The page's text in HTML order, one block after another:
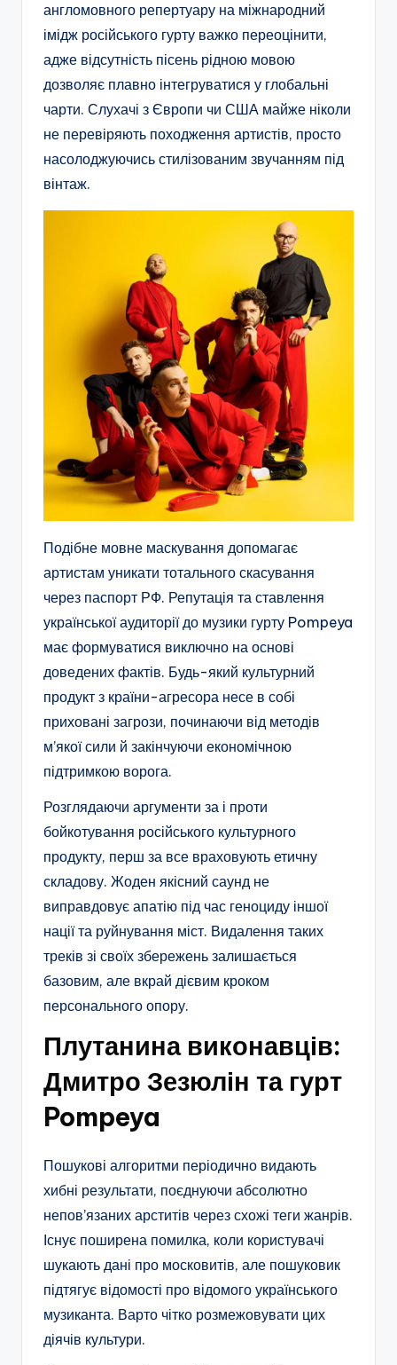
англомовного репертуару на міжнародний
імідж російського гурту важко переоцінити,
адже відсутність пісень рідною мовою
дозволяє плавно інтегруватися у глобальні
чарти. Слухачі з Європи чи США майже ніколи
не перевіряють походження артистів, просто
насолоджуючись стилізованим звучанням під
вінтаж.
Подібне мовне маскування допомагає
артистам уникати тотального скасування
через паспорт РФ. Репутація та ставлення
української аудиторії до музики гурту Pompeya
має формуватися виключно на основі
доведених фактів. Будь-який культурний
продукт з країни-агресора несе в собі
приховані загрози, починаючи від методів
м’якої сили й закінчуючи економічною
підтримкою ворога.
Розглядаючи аргументи за і проти
бойкотування російського культурного
продукту, перш за все враховують етичну
складову. Жоден якісний саунд не
виправдовує апатію під час геноциду іншої
нації та руйнування міст. Видалення таких
треків зі своїх збережень залишається
базовим, але вкрай дієвим кроком
персонального опору.
Плутанина виконавців:
Дмитро Зезюлін та гурт
Pompeya
Пошукові алгоритми періодично видають
хибні результати, поєднуючи абсолютно
непов’язаних арститів через схожі теги жанрів.
Існує поширена помилка, коли користувачі
шукають дані про московитів, але пошуковик
підтягує відомості про відомого українського
музиканта. Варто чітко розмежовувати цих
діячів культури.